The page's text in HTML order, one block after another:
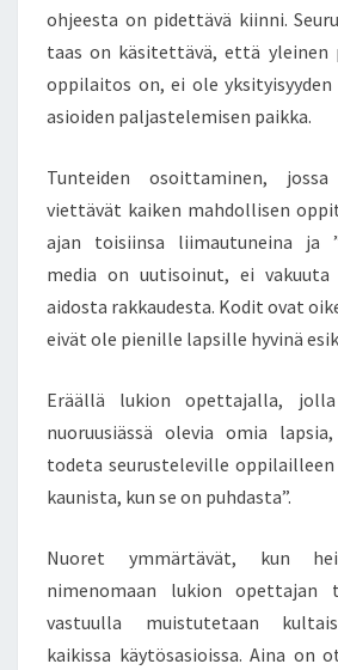
ohjeesta on pidettävä kiinni.
taas on käsitettävä, että yleinen
oppilaitos on, ei ole yksityisyyden
asioiden paljastelemisen paikka.
Tunteiden osoittaminen,
viettävät kaiken mahdollisen
ajan toisiinsa liimautuneina ja
media on uutisoinut, ei vakuuta
aidosta rakkaudesta. Kodit ovat
eivät ole pienille lapsille hyvinä
Eräällä lukion opettajalla,
nuoruusiässä olevia omia
todeta seurusteleville oppilailleen
kaunista, kun se on puhdasta”.
Nuoret ymmärtävät, kun
nimenomaan lukion opettajan
vastuulla muistutetaan
kaikissa käytösasioissa. Aina on